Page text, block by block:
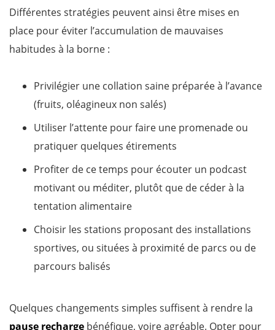
Différentes stratégies peuvent ainsi être mises en
place pour éviter l’accumulation de mauvaises
habitudes à la borne :
Privilégier une collation saine préparée à l’avance
(fruits, oléagineux non salés)
Utiliser l’attente pour faire une promenade ou
pratiquer quelques étirements
Profiter de ce temps pour écouter un podcast
motivant ou méditer, plutôt que de céder à la
tentation alimentaire
Choisir les stations proposant des installations
sportives, ou situées à proximité de parcs ou de
parcours balisés
Quelques changements simples suffisent à rendre la
pause recharge bénéfique, voire agréable. Opter pour